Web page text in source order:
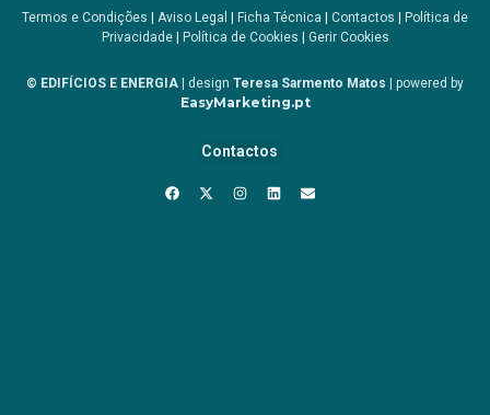
Termos e Condições | Aviso Legal | Ficha Técnica | Contactos | Política de
Privacidade| Política de Cookies | Gerir Cookies
© EDIFÍCIOS E ENERGIA | design Teresa Sarmento Matos | powered by
EasyMarketing.pt
Contactos